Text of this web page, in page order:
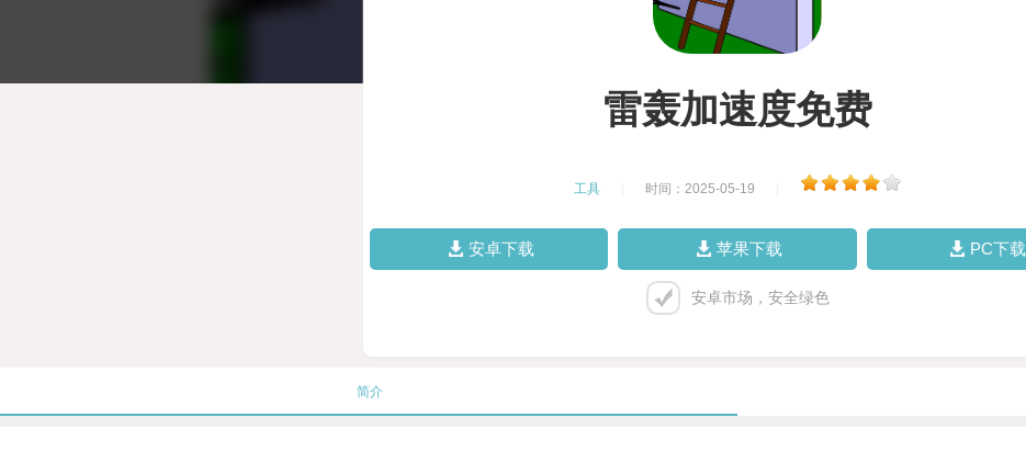
雷轰加速度免费
工具 时间：2025-05-19
安卓下载 苹果下载 PC下载
安卓市场，安全绿色
简介